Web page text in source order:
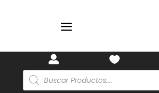
a
 
Búsqueda
de
productos